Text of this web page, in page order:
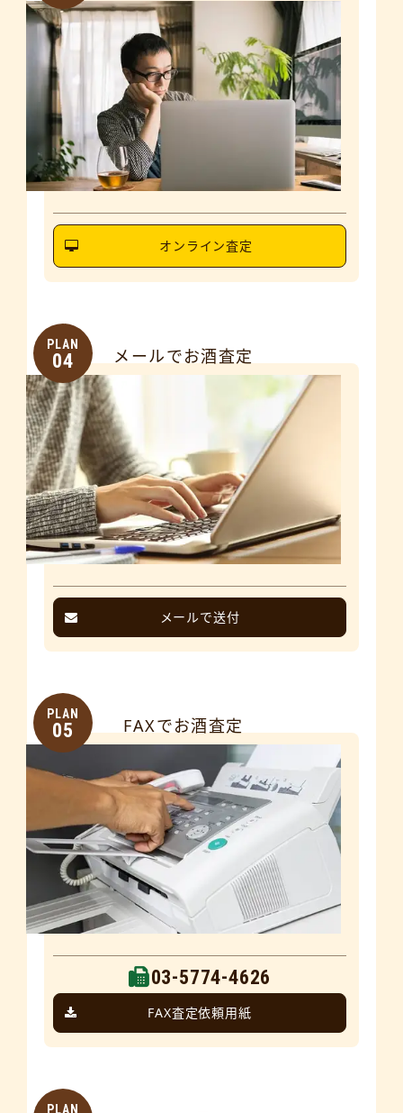
オンライン査定
PLAN
04 メールでお酒査定
メールで送付
PLAN
05 FAXでお酒査定
03-5774-4626
FAX査定依頼用紙
PLAN